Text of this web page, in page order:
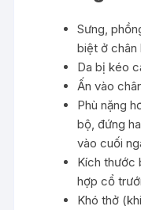
Sưng,
biệt ở chân
Da bị kéo
Ấn vào
Phù nặng
bộ, đứng
vào cuối
Kích thước
hợp cổ
Khó thở